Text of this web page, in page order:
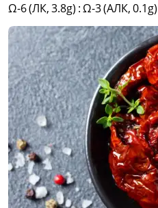
Ω-6 (ЛК, 3.8g) :Ω-3 (АЛК, 0.1g)